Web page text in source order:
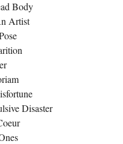
Body
Artist
Disaster